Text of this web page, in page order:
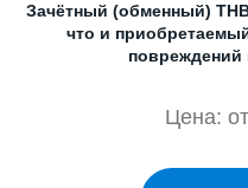
Зачётный (обменный)
что и
повреждений
Цена: